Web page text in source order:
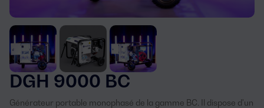
DGH 9000 BC
Générateur portable monophasé de la gamme BC. Il dispose d'un